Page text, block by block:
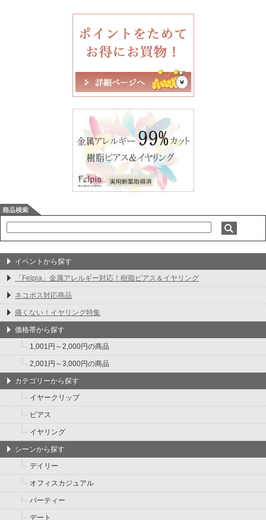
イベントから探す
「Felpia」金属アレルギー対応！樹脂ピアス＆イヤリング
ネコポス対応商品
痛くない！イヤリング特集
価格帯から探す
1,001円～2,000円の商品
2,001円～3,000円の商品
カテゴリーから探す
イヤークリップ
ピアス
イヤリング
シーンから探す
デイリー
オフィスカジュアル
パーティー
デート